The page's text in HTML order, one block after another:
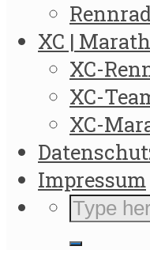
XC |
XC-
XC-
XC-
Impressum